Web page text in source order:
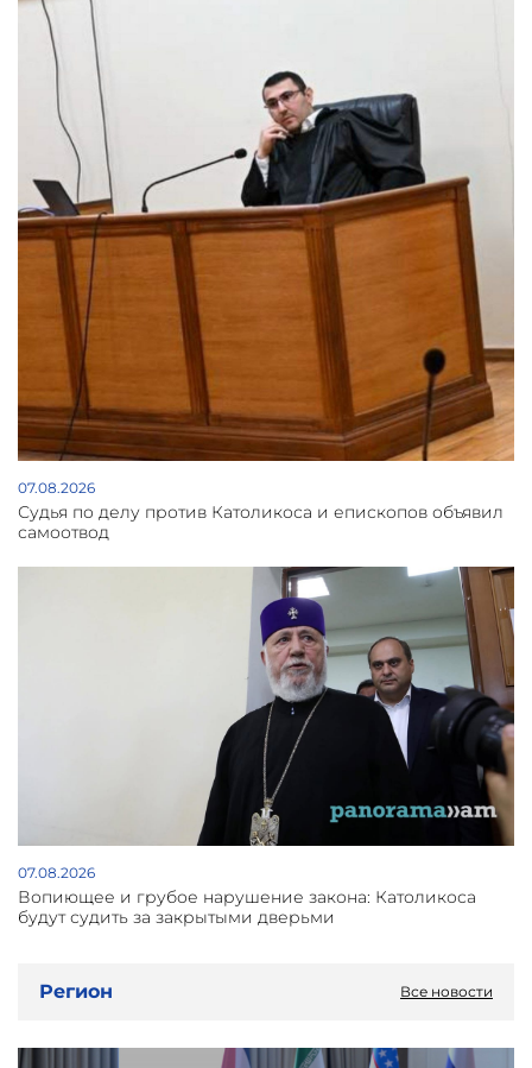
07.08.2026
Судья по делу против Католикоса и епископов объявил
самоотвод
07.08.2026
Вопиющее и грубое нарушение закона: Католикоса
будут судить за закрытыми дверьми
Регион Все новости